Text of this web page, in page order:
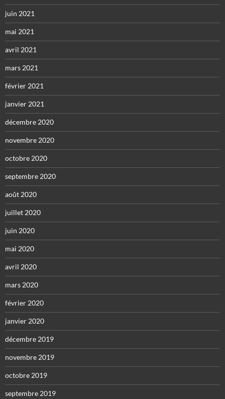
juin 2021
mai 2021
avril 2021
mars 2021
février 2021
janvier 2021
décembre 2020
novembre 2020
octobre 2020
septembre 2020
août 2020
juillet 2020
juin 2020
mai 2020
avril 2020
mars 2020
février 2020
janvier 2020
décembre 2019
novembre 2019
octobre 2019
septembre 2019